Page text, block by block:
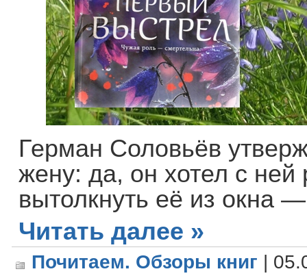
Герман Соловьёв
жену: да, он хотел с ней
вытолкнуть её из окна
Читать далее »
Почитаем. Обзоры книг |